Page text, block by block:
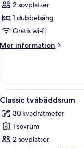
-
1
sovrum
Double
2 sovplatser
1 dubbelsäng
Gratis wi-fi
Mer information
Mer
-
sovrum
Double
Use)
Öppna
alla
foton
för
Classic
6
Classic tvåbäddsrum
30 kvadratmeter
1 sovrum
2 sovplatser